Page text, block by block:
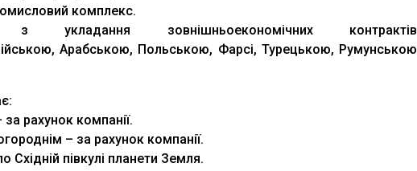
комплекс.
з укладання зовнішньоекономічних контрактів
Арабською, Польською, Фарсі, Турецькою, Румунською
рахунок компанії.
– за рахунок компанії.
Східній півкулі планети Земля.